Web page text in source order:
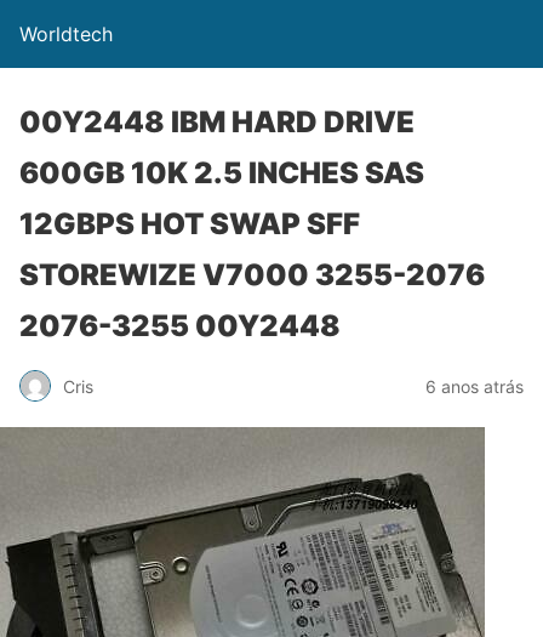
Worldtech
00Y2448 IBM HARD DRIVE
600GB 10K 2.5 INCHES SAS
12GBPS HOT SWAP SFF
STOREWIZE V7000 3255-2076
2076-3255 00Y2448
Cris 6 anos atrás